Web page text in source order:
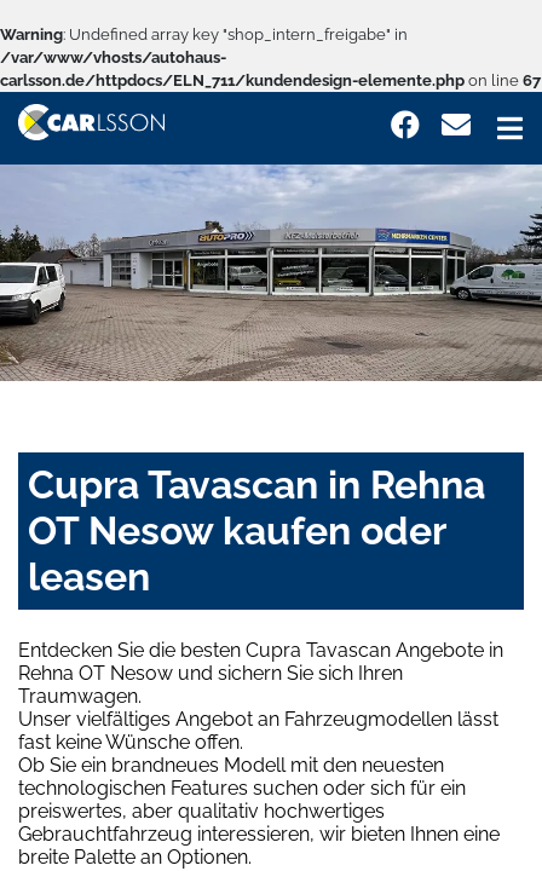
Warning: Undefined array key "shop_intern_freigabe" in
/var/www/vhosts/autohaus-
carlsson.de/httpdocs/ELN_711/kundendesign-elemente.php on line 67
Cupra Tavascan in Rehna
OT Nesow kaufen oder
leasen
Entdecken Sie die besten Cupra Tavascan Angebote in
Rehna OT Nesow und sichern Sie sich Ihren
Traumwagen.
Unser vielfältiges Angebot an Fahrzeugmodellen lässt
fast keine Wünsche offen.
Ob Sie ein brandneues Modell mit den neuesten
technologischen Features suchen oder sich für ein
preiswertes, aber qualitativ hochwertiges
Gebrauchtfahrzeug interessieren, wir bieten Ihnen eine
breite Palette an Optionen.